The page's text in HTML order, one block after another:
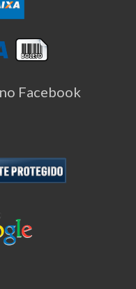
Facebook